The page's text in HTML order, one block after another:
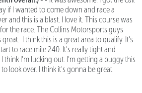
if I wanted to come down and race a
and this is a blast. I love it. This course was
the race. The Collins Motorsports guys
I think this is a great area to qualify. It's
to race mile 240. It's really tight and
think I'm lucking out. I'm getting a buggy this
look over. I think it's gonna be great.